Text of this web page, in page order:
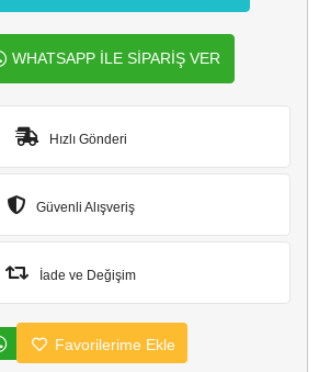
WHATSAPP İLE SİPARİŞ VER
Hızlı Gönderi
Güvenli Alışveriş
İade ve Değişim
Favorilerime Ekle